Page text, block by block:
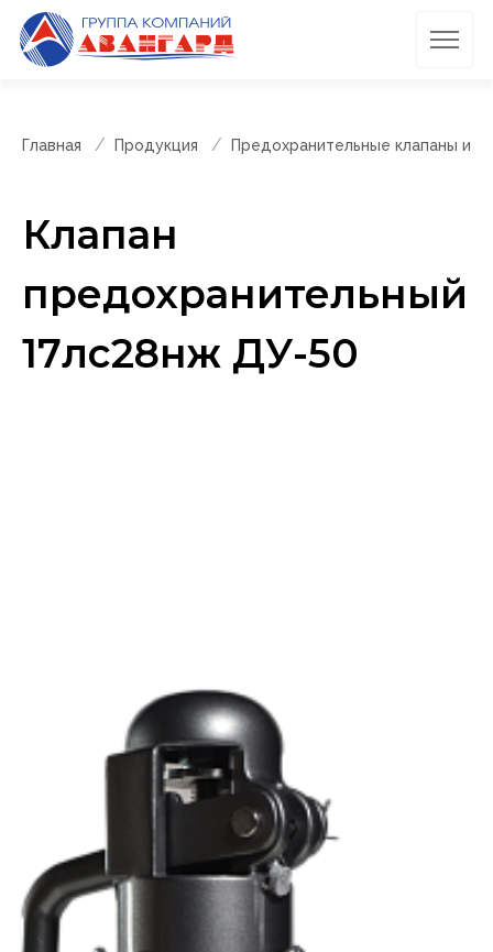
Главная Продукция Предохранительные клапаны и
Клапан
предохранительный
17лс28нж ДУ-50